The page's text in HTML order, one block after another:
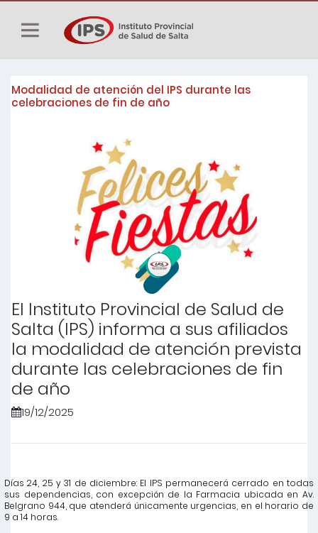
Modalidad de atención del IPS durante las
celebraciones de fin de año
El Instituto Provincial de Salud de
Salta (IPS) informa a sus afiliados
la modalidad de atención prevista
durante las celebraciones de fin
de año
19/12/2025
Días 24, 25 y 31 de diciembre: El IPS permanecerá cerrado en todas
sus dependencias, con excepción de la Farmacia ubicada en Av.
Belgrano 944, que atenderá únicamente urgencias, en el horario de
9 a 14 horas.